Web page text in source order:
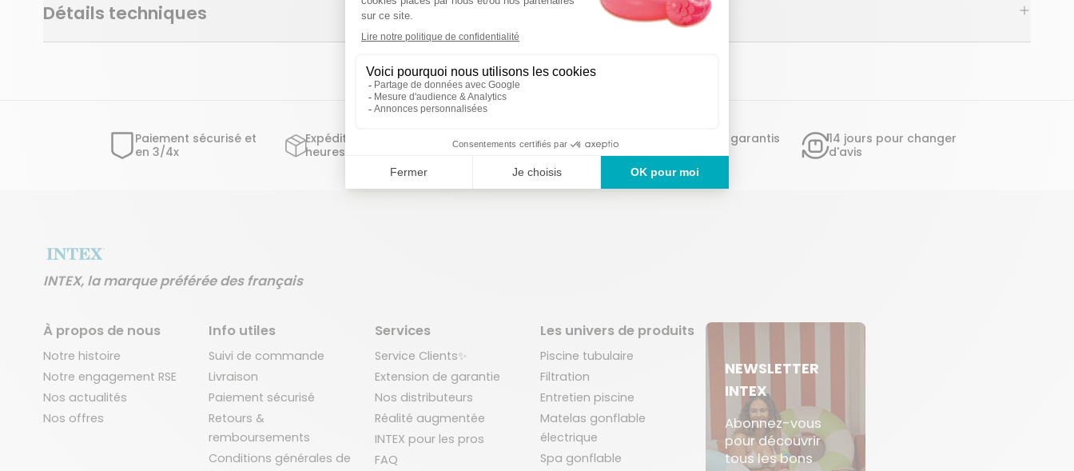
Détails techniques
Paiement sécurisé et
en 3/4x
Expédition sous 48-72
heures ouvrées
Un service en France
Des produits garantis
2 ans
14 jours pour changer
d'avis
INTEX, la marque préférée des français
À propos de nous
Notre histoire
Notre engagement RSE
Nos actualités
Nos offres
Info utiles
Suivi de commande
Livraison
Paiement sécurisé
Retours &
remboursements
Conditions générales de
Services
Service Clients✨
Extension de garantie
Nos distributeurs
Réalité augmentée
INTEX pour les pros
FAQ
Les univers de produits
Piscine tubulaire
Filtration
Entretien piscine
Matelas gonflable
électrique
Spa gonflable
NEWSLETTER
INTEX
Abonnez-vous
pour découvrir
tous les bons